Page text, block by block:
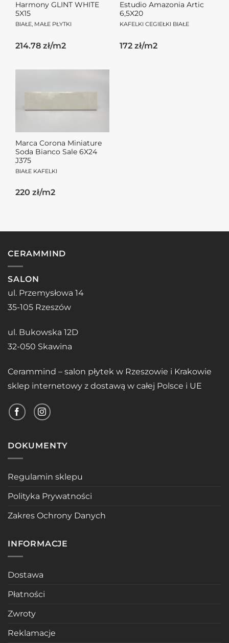
Harmony GLINT WHITE
5X15
BIAŁE, MAŁE PŁYTKI
214.78 zł/m2
Estudio Amazonia Artic
6,5X20
KAFELKI CEGIEŁKI BIAŁE
172 zł/m2
Marca Corona Miniature
Soda Bianco Sale 6X24
J375
BIAŁE KAFELKI
220 zł/m2
CERAMMIND
SALON
ul. Przemysłowa 14
35-105 Rzeszów
ul. Bukowska 12D
32-050 Skawina
Cerammind – salon płytek w Rzeszowie i Krakowie
sklep internetowy z dostawą w całej Polsce i UE
DOKUMENTY
Regulamin sklepu
Polityka Prywatności
Zakres Ochrony Danych
INFORMACJE
Dostawa
Płatności
Zwroty
Reklamacje